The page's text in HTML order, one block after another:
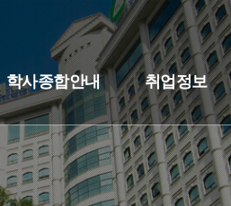
학사종합안내 취업정보